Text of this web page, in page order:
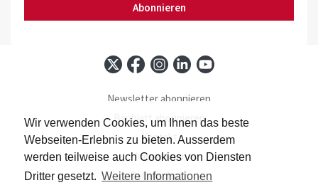
Wir verwenden Cookies, um Ihnen das beste
Webseiten-Erlebnis zu bieten. Ausserdem
werden teilweise auch Cookies von Diensten
Dritter gesetzt. Weitere Informationen
Abonnieren
Newsletter abonnieren
Baublatt abonnieren
Kontakt
Impressum
Datenschutz